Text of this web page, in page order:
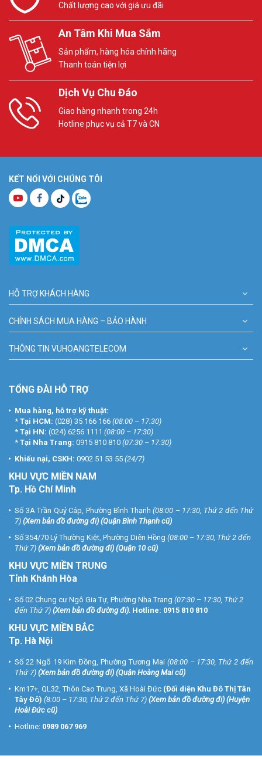
Chất lượng cao với giá ưu đãi
An Tâm Khi Mua Sắm
Sản phẩm, hàng hóa chính hãng
Thanh toán tiện lợi
Dịch Vụ Chu Đáo
Giao hàng nhanh trong 24h
Hotline phục vụ cả T7 và CN
KẾT NỐI VỚI CHÚNG TÔI
HỖ TRỢ KHÁCH HÀNG
CHÍNH SÁCH MUA HÀNG – BẢO HÀNH
THÔNG TIN VUHOANGTELECOM
TỔNG ĐÀI HỖ TRỢ
Mua hàng, hỗ trợ kỹ thuật:
* Tại HCM: (028) 35 166 166 (08:00 – 17:30)
* Tại HN: (024) 6256 1111 (08:00 – 17:30)
* Tại Nha Trang: 0915 810 810 (07:30 – 17:30)
Khiếu nại, CSKH: 0902 51 53 55 (24/7)
KHU VỰC MIỀN NAM
Tp. Hồ Chí Minh
Số 3A Trần Quý Cáp, Phường Bình Thạnh (08:00 – 17:30, Thứ 2 đến Thứ
7) (Xem bản đồ đường đi) (Quận Bình Thạnh cũ)
Số 354/70 Lý Thường Kiệt, Phường Diên Hồng (08:00 – 17:30, Thứ 2 đến
Thứ 7) (Xem bản đồ đường đi) (Quận 10 cũ)
KHU VỰC MIỀN TRUNG
Tỉnh Khánh Hòa
Số 02 Chung cư Ngô Gia Tự, Phường Nha Trang (07:30 – 17:30, Thứ 2
đến Thứ 7) (Xem bản đồ đường đi). Hotline: 0915 810 810
KHU VỰC MIỀN BẮC
Tp. Hà Nội
Số 22 Ngõ 19 Kim Đồng, Phường Tương Mai (08:00 – 17:30, Thứ 2 đến
Thứ 7) (Xem bản đồ đường đi) (Quận Hoàng Mai cũ)
Km17+, QL32, Thôn Cao Trung, Xã Hoài Đức (Đối diện Khu Đô Thị Tân
Tây Đô) (8:00 – 17:30, Thứ 2 đến Thứ 7) (Xem bản đồ đường đi) (Huyện
Hoài Đức cũ)
Hotline: 0989 067 969